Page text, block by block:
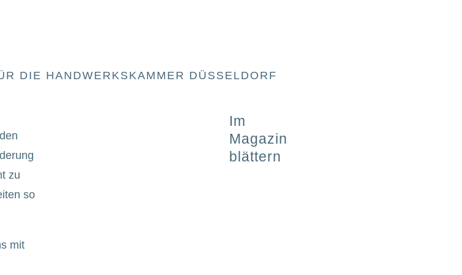
DIE HANDWERKSKAMMER DÜSSELDORF
zu
so
mit
Im
Magazin
blättern